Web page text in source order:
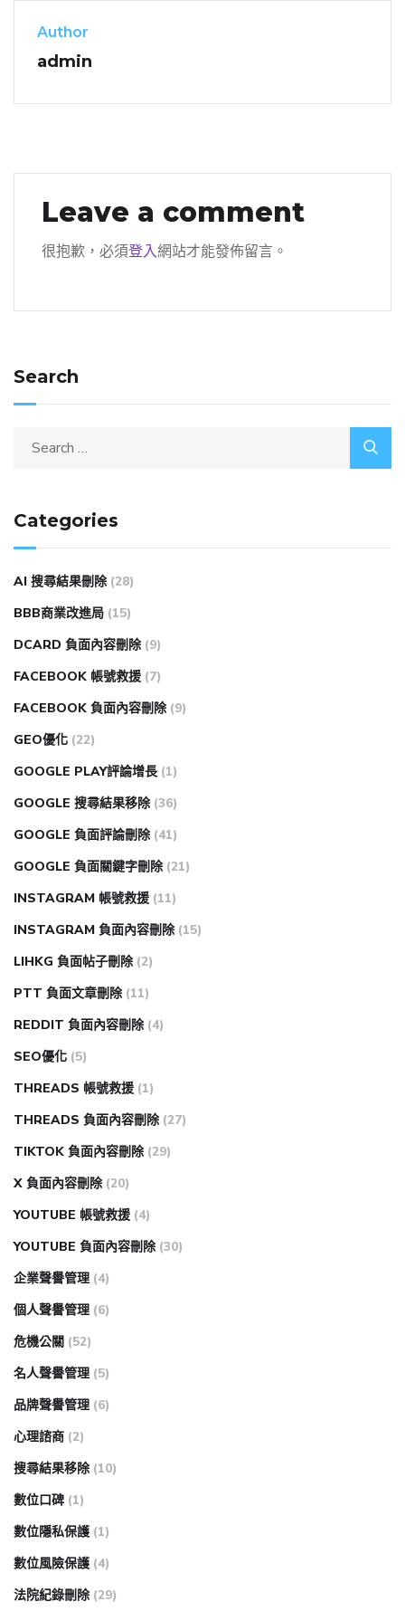
Author
admin
Leave a comment
很抱歉，必須登入網站才能發佈留言。
Search
Categories
AI 搜尋結果刪除 (28)
BBB商業改進局 (15)
DCARD 負面內容刪除 (9)
FACEBOOK 帳號救援 (7)
FACEBOOK 負面內容刪除 (9)
GEO優化 (22)
GOOGLE PLAY評論增長 (1)
GOOGLE 搜尋結果移除 (36)
GOOGLE 負面評論刪除 (41)
GOOGLE 負面關鍵字刪除 (21)
INSTAGRAM 帳號救援 (11)
INSTAGRAM 負面內容刪除 (15)
LIHKG 負面帖子刪除 (2)
PTT 負面文章刪除 (11)
REDDIT 負面內容刪除 (4)
SEO優化 (5)
THREADS 帳號救援 (1)
THREADS 負面內容刪除 (27)
TIKTOK 負面內容刪除 (29)
X 負面內容刪除 (20)
YOUTUBE 帳號救援 (4)
YOUTUBE 負面內容刪除 (30)
企業聲譽管理 (4)
個人聲譽管理 (6)
危機公關 (52)
名人聲譽管理 (5)
品牌聲譽管理 (6)
心理諮商 (2)
搜尋結果移除 (10)
數位口碑 (1)
數位隱私保護 (1)
數位風險保護 (4)
法院紀錄刪除 (29)